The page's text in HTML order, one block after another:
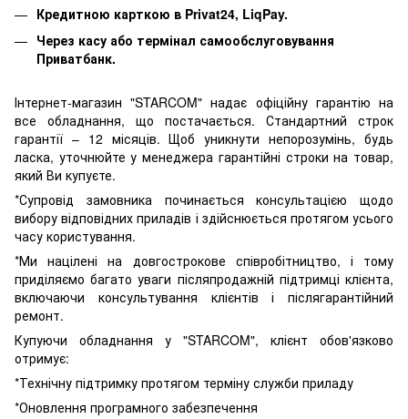
Кредитною карткою в Privat24, LiqPay.
Через касу або термінал самообслуговування
Приватбанк.
Інтернет-магазин "STARCOM" надає офіційну гарантію на
все обладнання, що постачається. Стандартний строк
гарантії – 12 місяців. Щоб уникнути непорозумінь, будь
ласка, уточнюйте у менеджера гарантійні строки на товар,
який Ви купуєте.
*Супровід замовника починається консультацією щодо
вибору відповідних приладів і здійснюється протягом усього
часу користування.
*Ми націлені на довгострокове співробітництво, і тому
приділяємо багато уваги післяпродажній підтримці клієнта,
включаючи консультування клієнтів і післягарантійний
ремонт.
Купуючи обладнання у "STARCOM", клієнт обов'язково
отримує:
*Технічну підтримку протягом терміну служби приладу
*Оновлення програмного забезпечення